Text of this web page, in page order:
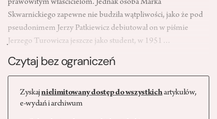
prawowitym właścicielom. Jednak osoba Marka
Skwarnickiego zapewne nie budziła wątpliwości, jako że pod
pseudonimem Jerzy Patkiewicz debiutował on w piśmie
Jerzego Turowicza jeszcze jako student, w 1951…
Czytaj bez ograniczeń
Zyskajnielimitowany dostęp do wszystkichartykułów,
e-wydań i archiwum